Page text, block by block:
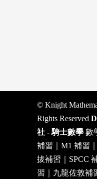
© Knight
Rights Reserved
社 - 騎士數學 數
補習｜M1 補習
拔補習｜SPCC
習｜九龍佐敦補